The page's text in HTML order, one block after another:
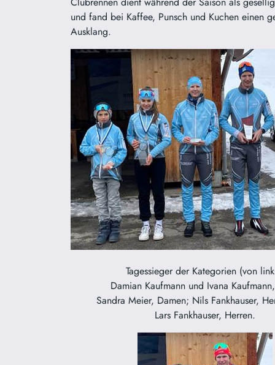
und fand bei Kaffee, Punsch und Kuchen einen
Ausklang.
Tagessieger der Kategorien (von
Damian Kaufmann und Ivana
Sandra Meier, Damen; Nils Fankhauser,
Lars Fankhauser, Herren.